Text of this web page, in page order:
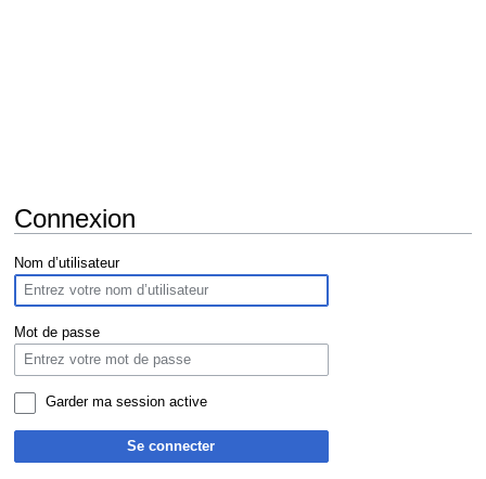
Connexion
Aller
la
navigation
Aller
la
recherche
Nom d’utilisateur
Mot de passe
Garder ma session active
Se connecter